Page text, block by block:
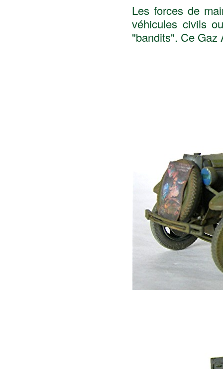
Les forces de
véhicules civils
"bandits". Ce Gaz